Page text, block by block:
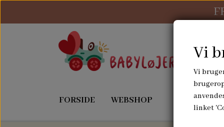
FORSIDE WEBSHOP OM MIG
Vi
Vi
linket